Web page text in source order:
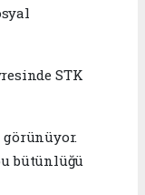
STK
görünüyor.
bütünlüğü